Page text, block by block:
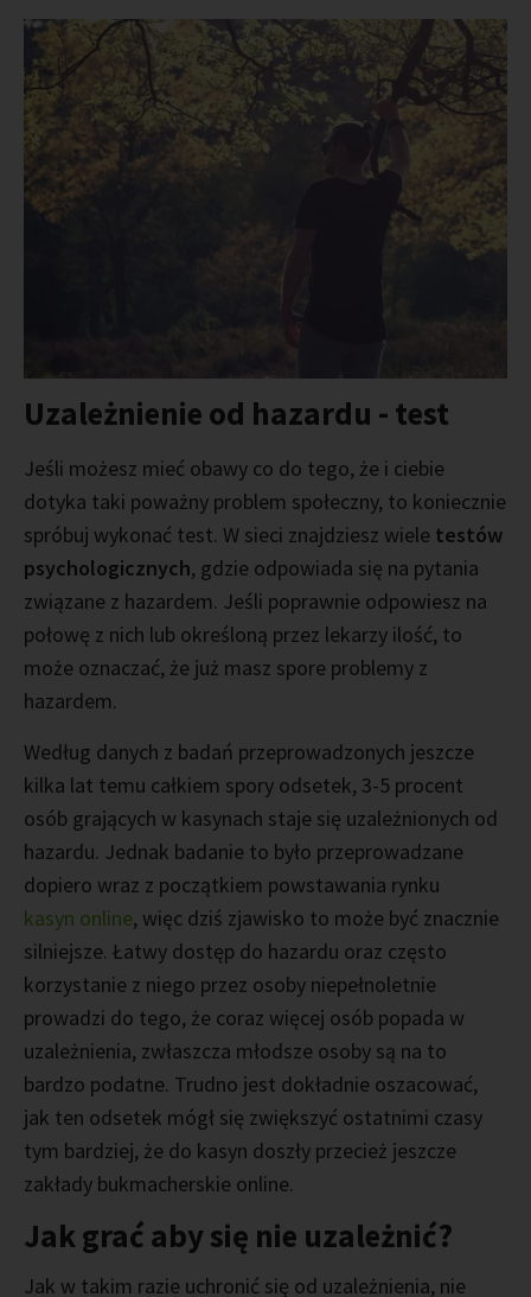
Uzależnienie od hazardu - test
Jeśli możesz mieć obawy co do tego, że i ciebie
dotyka taki poważny problem społeczny, to koniecznie
spróbuj wykonać test. W sieci znajdziesz wiele testów
psychologicznych, gdzie odpowiada się na pytania
związane z hazardem. Jeśli poprawnie odpowiesz na
połowę z nich lub określoną przez lekarzy ilość, to
może oznaczać, że już masz spore problemy z
hazardem.
Według danych z badań przeprowadzonych jeszcze
kilka lat temu całkiem spory odsetek, 3-5 procent
osób grających w kasynach staje się uzależnionych od
hazardu. Jednak badanie to było przeprowadzane
dopiero wraz z początkiem powstawania rynku
kasyn online, więc dziś zjawisko to może być znacznie
silniejsze. Łatwy dostęp do hazardu oraz często
korzystanie z niego przez osoby niepełnoletnie
prowadzi do tego, że coraz więcej osób popada w
uzależnienia, zwłaszcza młodsze osoby są na to
bardzo podatne. Trudno jest dokładnie oszacować,
jak ten odsetek mógł się zwiększyć ostatnimi czasy
tym bardziej, że do kasyn doszły przecież jeszcze
zakłady bukmacherskie online.
Jak grać aby się nie uzależnić?
Jak w takim razie uchronić się od uzależnienia, nie